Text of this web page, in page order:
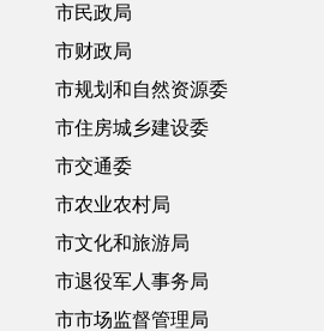
한국어 日本語
FRANÇAIS
市民政局
市财政局
市规划和自然资源委
市住房城乡建设委
市交通委
市农业农村局
市文化和旅游局
市退役军人事务局
市市场监督管理局